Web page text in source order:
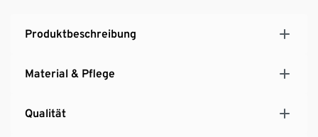
Produktbeschreibung
Material & Pflege
Qualität